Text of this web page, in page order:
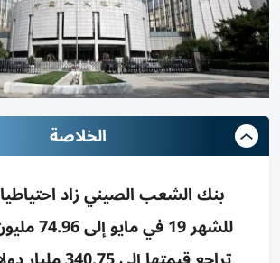
الخلاصة
بنك الشعب الصيني زاد
للشهر 19